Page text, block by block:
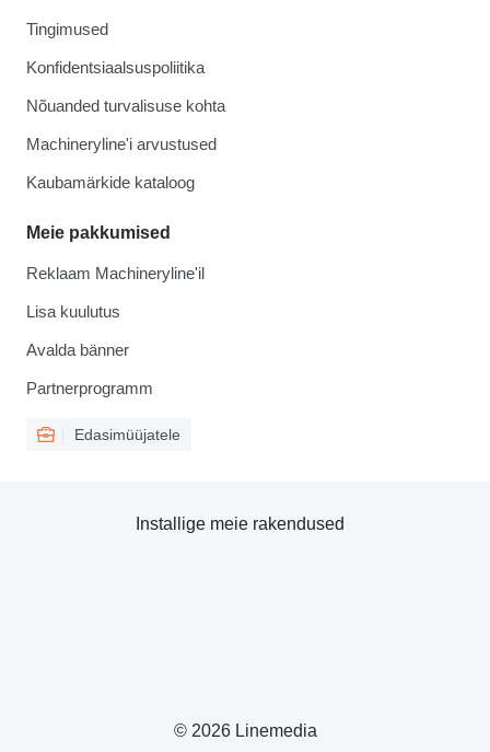
Tingimused
Konfidentsiaalsuspoliitika
Nõuanded turvalisuse kohta
Machineryline'i arvustused
Kaubamärkide kataloog
Meie pakkumised
Reklaam Machineryline'il
Lisa kuulutus
Avalda bänner
Partnerprogramm
Edasimüüjatele
© 2026 Linemedia
Installige meie rakendused